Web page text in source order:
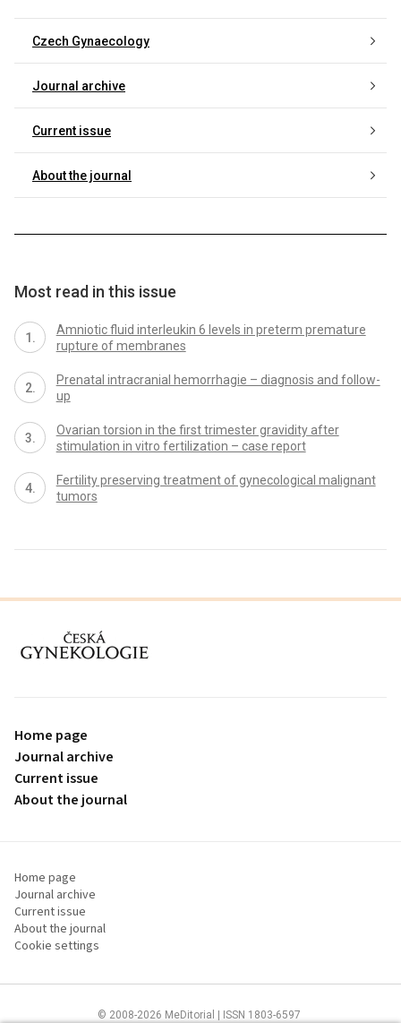
Czech Gynaecology
Journal archive
Current issue
About the journal
Most read in this issue
Amniotic fluid interleukin 6 levels in preterm premature
rupture of membranes
Prenatal intracranial hemorrhagie – diagnosis and follow-
up
Ovarian torsion in the first trimester gravidity after
stimulation in vitro fertilization – case report
Fertility preserving treatment of gynecological malignant
tumors
proLékaře.cz
Home page
Journal archive
Current issue
About the journal
Home page
Journal archive
Current issue
About the journal
Cookie settings
© 2008-2026 MeDitorial | ISSN 1803-6597